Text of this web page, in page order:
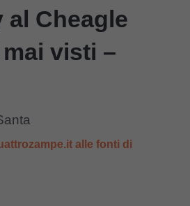
al Cheagle
visti –
alle fonti di